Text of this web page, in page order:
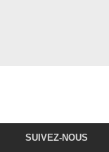
SUIVEZ-NOUS